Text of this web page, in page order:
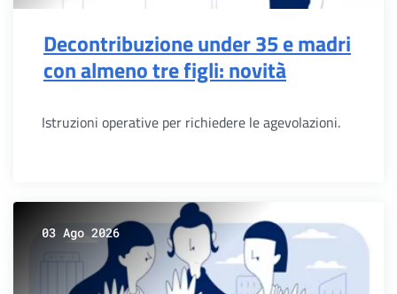
Decontribuzione under 35 e madri
con almeno tre figli: novità
Istruzioni operative per richiedere le agevolazioni.
03 Ago 2026